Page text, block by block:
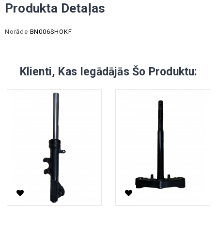
Produkta Detaļas
Norāde BN006SHOKF
Klienti, Kas Iegādājās Šo Produktu: